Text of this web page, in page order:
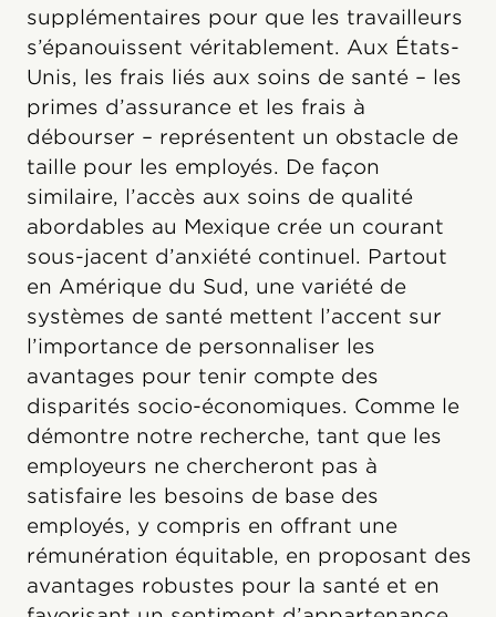
supplémentaires pour que les travailleurs
s’épanouissent véritablement. Aux États-
Unis, les frais liés aux soins de santé – les
primes d’assurance et les frais à
débourser – représentent un obstacle de
taille pour les employés. De façon
similaire, l’accès aux soins de qualité
abordables au Mexique crée un courant
sous-jacent d’anxiété continuel. Partout
en Amérique du Sud, une variété de
systèmes de santé mettent l’accent sur
l’importance de personnaliser les
avantages pour tenir compte des
disparités socio-économiques. Comme le
démontre notre recherche, tant que les
employeurs ne chercheront pas à
satisfaire les besoins de base des
employés, y compris en offrant une
rémunération équitable, en proposant des
avantages robustes pour la santé et en